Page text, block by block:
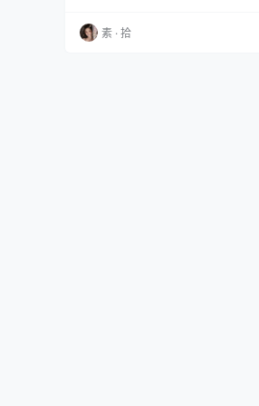
P 1.24GB] 程程程 内购无水印
衣短裙 [83P 1.24GB] 解压说明：下
素 · 拾